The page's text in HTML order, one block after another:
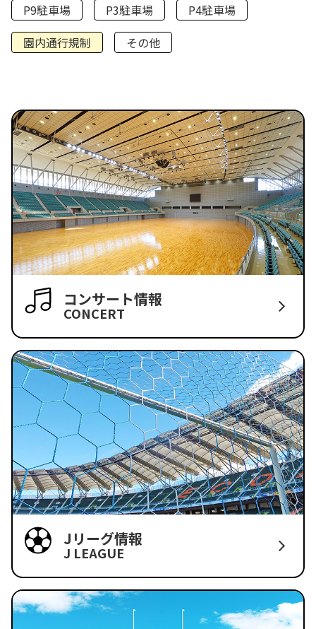
P9駐車場
P3駐車場
P4駐車場
園内通行規制
その他
コンサート情報
CONCERT
Jリーグ情報
J LEAGUE